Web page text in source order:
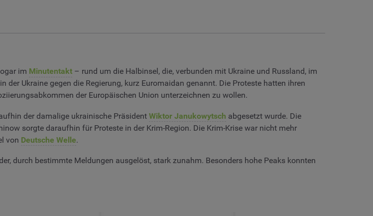
im Minutentakt – rund um die Halbinsel, die, verbunden mit Ukraine und Russland, im
Ukraine gegen die Regierung, kurz Euromaidan genannt. Die Proteste hatten ihren
der Europäischen Union unterzeichnen zu wollen.
der damalige ukrainische Präsident Wiktor Janukowytsch abgesetzt wurde. Die
sorgte daraufhin für Proteste in der Krim-Region. Die Krim-Krise war nicht mehr
von Deutsche Welle.
durch bestimmte Meldungen ausgelöst, stark zunahm. Besonders hohe Peaks konnten